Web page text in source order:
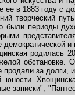
ее в 1883 году с
творческий
были периоды
демократической
родилась 20
обстановке.
продали за долги,
Хвощинская
записки",